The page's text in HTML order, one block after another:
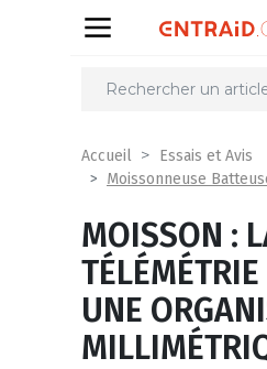
Partager
Accueil
Essais et Avis
Moissonneuse
MOISSON :
UNE